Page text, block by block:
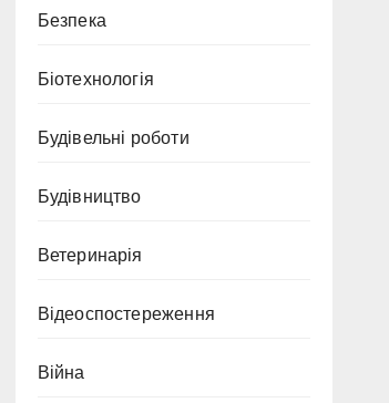
Безпека
Біотехнологія
Будівельні роботи
Будівництво
Ветеринарія
Відеоспостереження
Війна